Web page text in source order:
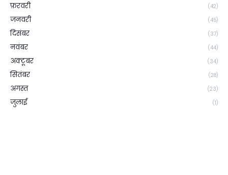
फ़रवरी (42)
जनवरी (45)
दिसंबर (37)
नवंबर (44)
अक्टूबर (34)
सितंबर (28)
अगस्त (23)
जुलाई (1)